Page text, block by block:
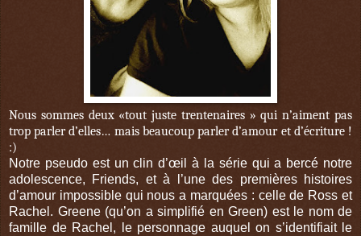
Nous sommes deux «tout juste trentenaires » qui n’aiment pas
trop parler d’elles… mais beaucoup parler d’amour et d’écriture !
:)
Notre pseudo est un clin d’œil à la série qui a bercé notre
adolescence, Friends, et à l’une des premières histoires
d’amour impossible qui nous a marquées : celle de Ross et
Rachel. Greene (qu’on a simplifié en Green) est le nom de
famille de Rachel, le personnage auquel on s’identifiait le